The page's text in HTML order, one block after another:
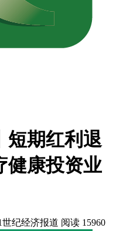
期红利退
健康投资业
世纪经济报道 阅读 15960